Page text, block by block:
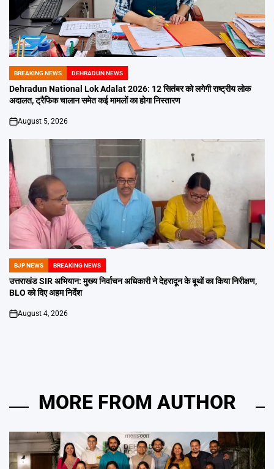
POSTED
IN
BREAKING NEWS DEHRADUN NEWS
Dehradun National Lok Adalat 2026: 12 सितंबर को लगेगी राष्ट्रीय लोक
अदालत, ट्रैफिक चालान समेत कई मामलों का होगा निस्तारण
on
August 5, 2026
POSTED
IN
BJP NEWS BREAKING NEWS
उत्तराखंड SIR अभियान: मुख्य निर्वाचन अधिकारी ने देहरादून के बूथों का किया निरीक्षण,
BLO को दिए अहम निर्देश
on
August 4, 2026
MORE FROM AUTHOR